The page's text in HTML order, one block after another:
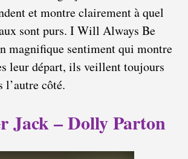
et montre clairement à quel
sont purs. I Will Always Be
magnifique sentiment qui montre
leur départ, ils veillent toujours
l’autre côté.
Jack – Dolly Parton